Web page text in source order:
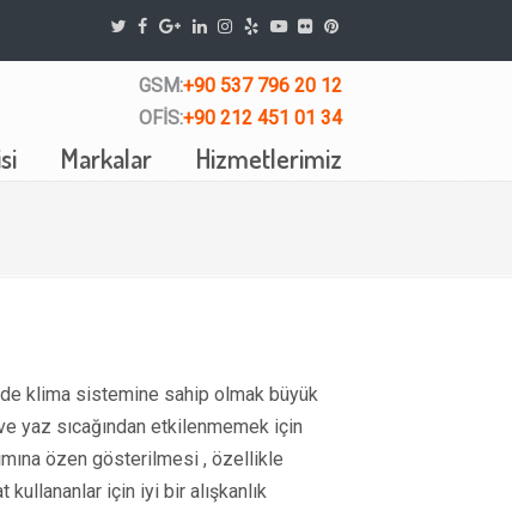
GSM:+90 537 796 20 12
OFİS:+90 212 451 01 34
Markalar Hizmetlerimiz
klima sistemine sahip olmak büyük
yaz sıcağından etkilenmemek için
özen gösterilmesi , özellikle
için iyi bir alışkanlık